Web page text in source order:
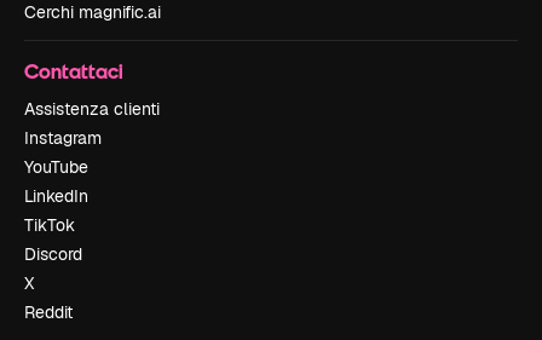
Cerchi magnific.ai
Contattaci
Assistenza clienti
Instagram
YouTube
LinkedIn
TikTok
Discord
X
Reddit